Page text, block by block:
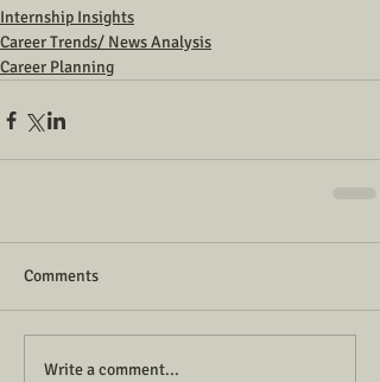
Internship Insights
Career Trends/ News Analysis
Career Planning
Comments
Write a comment...